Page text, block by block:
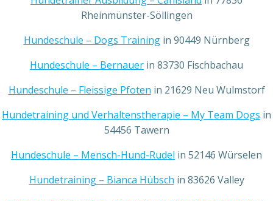
Rheinmünster-Söllingen
Hundeschule – Dogs Trainingin 90449 Nürnberg
Hundeschule – Bernauer in 83730 Fischbachau
Hundeschule – Fleissige Pfoten in 21629 Neu Wulmstorf
Hundetraining und Verhaltenstherapie – My Team Dogs in
54456 Tawern
Hundeschule – Mensch-Hund-Rudel in 52146 Würselen
Hundetraining – Bianca Hübsch in 83626 Valley